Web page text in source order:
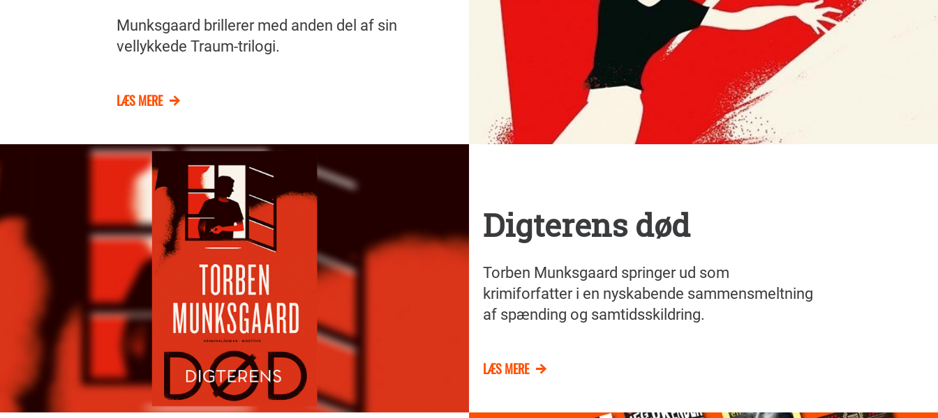
Munksgaard brillerer med anden del af sin
vellykkede Traum-trilogi.
LÆS MERE
Digterens død
Torben Munksgaard springer ud som
krimiforfatter i en nyskabende sammensmeltning
af spænding og samtidsskildring.
LÆS MERE